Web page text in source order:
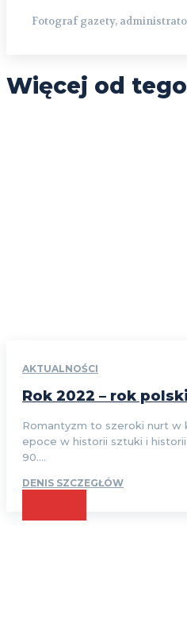
Fotograf gazety,
Więcej od
AKTUALNOŚCI
Rok 2022 – rok
Romantyzm to szeroki nurt w
epoce w historii sztuki i
90....
DENIS SZCZEGŁÓW